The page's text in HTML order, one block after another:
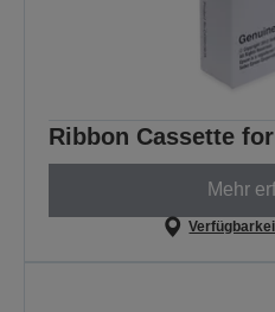
Ribbon Cassette
Mehr